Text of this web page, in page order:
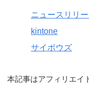
ニュースリリ
kintone
サイボウズ
本記事はアフィリエイ